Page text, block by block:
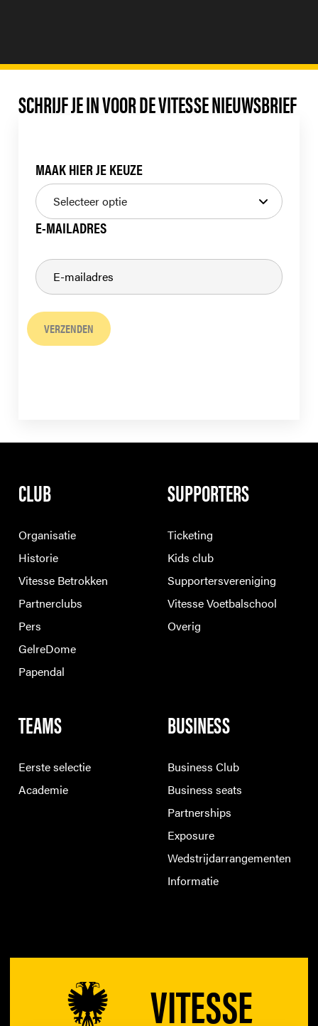
SCHRIJF JE IN VOOR DE VITESSE NIEUWSBRIEF
MAAK HIER JE KEUZE
E-MAILADRES
VERZENDEN
CLUB
Organisatie
Historie
Vitesse Betrokken
Partnerclubs
Pers
GelreDome
Papendal
SUPPORTERS
Ticketing
Kids club
Supportersvereniging
Vitesse Voetbalschool
Overig
TEAMS
Eerste selectie
Academie
BUSINESS
Business Club
Business seats
Partnerships
Exposure
Wedstrijdarrangementen
Informatie
VITESSE